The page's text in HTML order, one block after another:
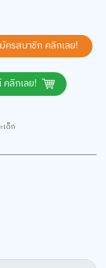
ครสมาชิก คลิกเลย!
ลิกเลย!
ด็ก